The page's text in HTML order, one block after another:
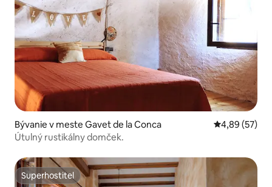
Bývanie v meste Gavet de la Conca Priemerné
4,89 (57)
Útulný rustikálny domček.
Superhostiteľ
Superhostiteľ